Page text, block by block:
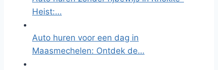
Heist:…
Auto huren voor een dag in
Maasmechelen: Ontdek de…